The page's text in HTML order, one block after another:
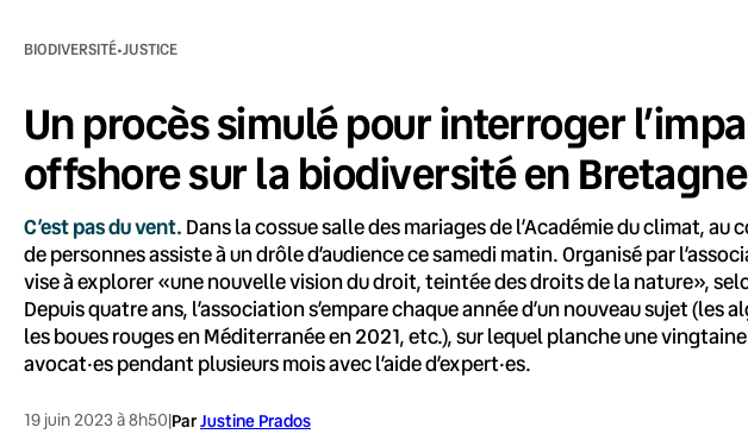
BIODIVERSITÉ·JUSTICE
Un procès simulé pour interroger
offshore sur la biodiversité en Bretagne
C’est pas du vent. Dans la cossue salle des mariages de l’Académie du climat,
de personnes assiste à un drôle d’audience ce samedi matin. Organisé par
vise à explorer «une nouvelle vision du droit, teintée des droits de la nature»,
Depuis quatre ans, l’association s’empare chaque année d’un nouveau sujet (les
les boues rouges en Méditerranée en 2021, etc.), sur lequel planche une
avocat·es pendant plusieurs mois avec l’aide d’expert·es.
19 juin 2023 à 8h50|ParJustine Prados